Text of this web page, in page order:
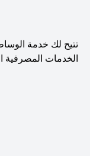
تتيح لك خدمة
الخدمات المصرفية